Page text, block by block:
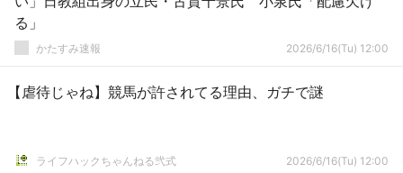
る」
かたすみ速報 2026/6/16(Tu) 12:00
【虐待じゃね】競馬が許されてる理由、ガチで謎
ライフハックちゃんねる弐式 2026/6/16(Tu) 12:00